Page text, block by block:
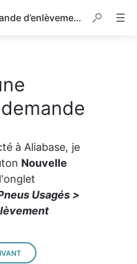
Comment faire ma demande d’enlèvement ?
à Aliabase, je
Nouvelle
Usagés >